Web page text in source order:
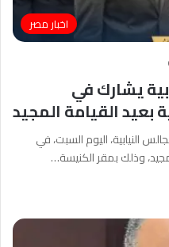
اخبار مصر
يشارك في
بعيد القيامة المجيد
النيابية، اليوم السبت، في
وذلك بمقر الكنيسة…